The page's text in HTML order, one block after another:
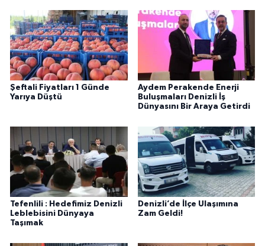
Şeftali Fiyatları 1 Günde
Yarıya Düştü
Aydem Perakende Enerji
Buluşmaları Denizli İş
Dünyasını Bir Araya Getirdi
Tefenlili : Hedefimiz Denizli
Leblebisini Dünyaya
Taşımak
Denizli’de İlçe Ulaşımına
Zam Geldi!